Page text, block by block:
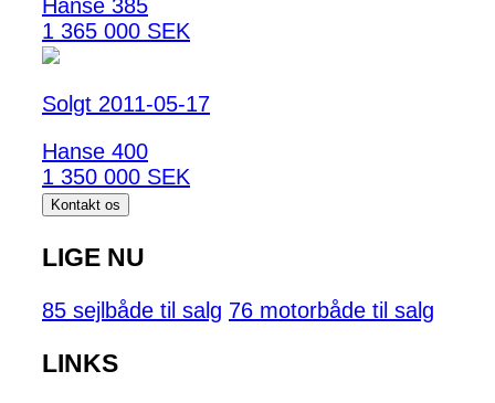
Hanse 385
1 365 000 SEK
Solgt 2011-05-17
Hanse 400
1 350 000 SEK
Kontakt os
LIGE NU
85 sejlbåde til salg 76 motorbåde til salg
LINKS